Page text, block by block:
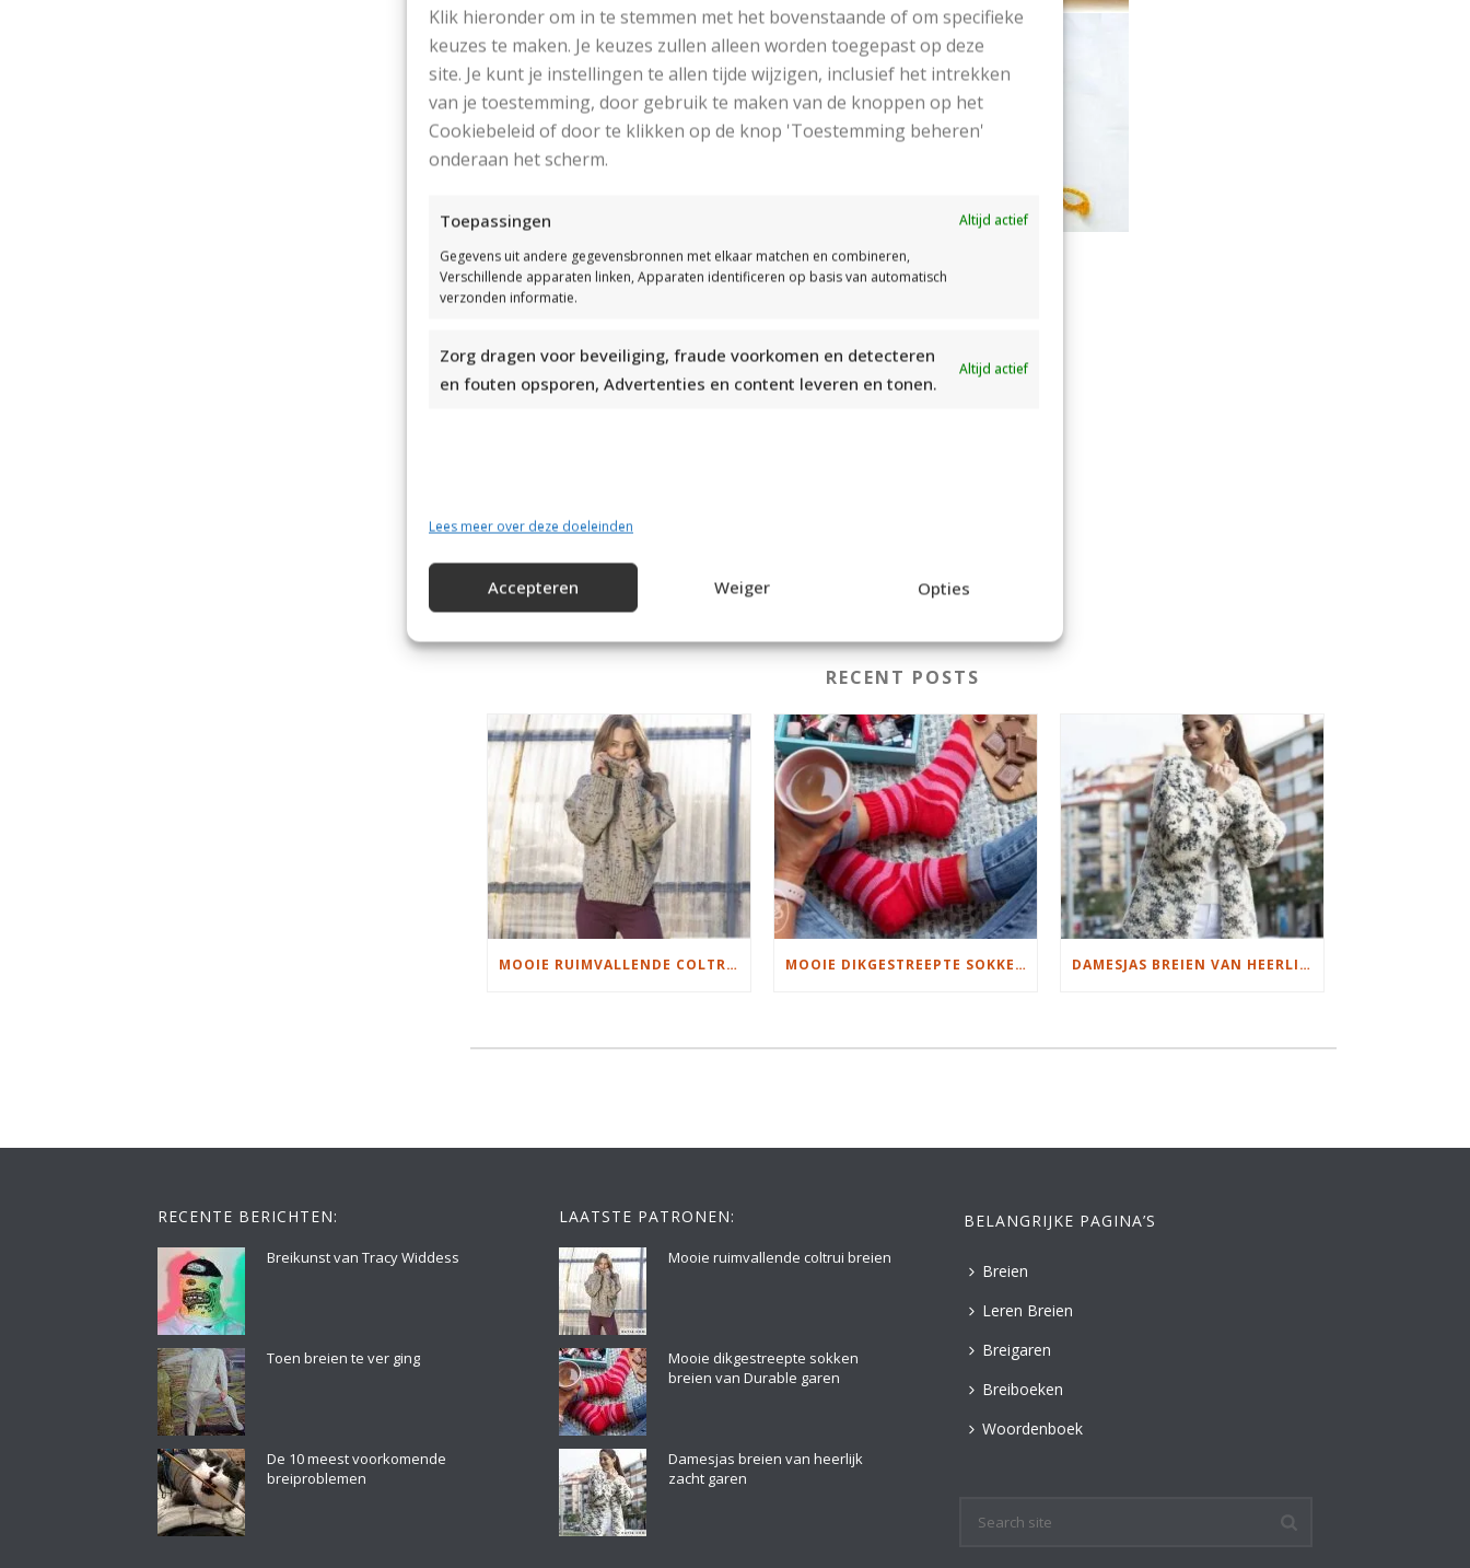
Klik hieronder om in te stemmen met het bovenstaande of om specifieke
keuzes te maken. Je keuzes zullen alleen worden toegepast op deze
site. Je kunt je instellingen te allen tijde wijzigen, inclusief het intrekken
van je toestemming, door gebruik te maken van de knoppen op het
Cookiebeleid of door te klikken op de knop 'Toestemming beheren'
onderaan het scherm.
Toepassingen
Altijd actief
Gegevens uit andere gegevensbronnen met elkaar matchen en combineren,
Verschillende apparaten linken, Apparaten identificeren op basis van automatisch
verzonden informatie.
Zorg dragen voor beveiliging, fraude voorkomen en detecteren
en fouten opsporen, Advertenties en content leveren en tonen.
Altijd actief
Lees meer over deze doeleinden
Accepteren Weiger Opties
RECENT POSTS
MOOIE RUIMVALLENDE COLTRUI BREIEN MOOIE DIKGESTREEPTE SOKKEN BREIEN VAN DURABLE GAREN DAMESJAS BREIEN VAN HEERLIJK ZACHT GAREN
RECENTE BERICHTEN:
Breikunst van Tracy Widdess
Toen breien te ver ging
De 10 meest voorkomende
breiproblemen
LAATSTE PATRONEN:
Mooie ruimvallende coltrui breien
Mooie dikgestreepte sokken
breien van Durable garen
Damesjas breien van heerlijk
zacht garen
BELANGRIJKE PAGINA’S
Breien
Leren Breien
Breigaren
Breiboeken
Woordenboek